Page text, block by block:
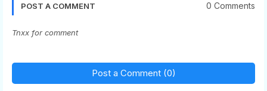
POST A COMMENT 0 Comments
Tnxx for comment
Post a Comment (0)